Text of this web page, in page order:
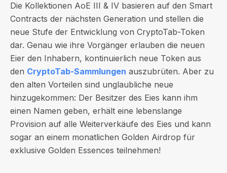
Die Kollektionen AoE III & IV basieren auf den Smart
Contracts der nächsten Generation und stellen die
neue Stufe der Entwicklung von CryptoTab-Token
dar. Genau wie ihre Vorgänger erlauben die neuen
Eier den Inhabern, kontinuierlich neue Token aus
den CryptoTab-Sammlungen auszubrüten. Aber zu
den alten Vorteilen sind unglaubliche neue
hinzugekommen: Der Besitzer des Eies kann ihm
einen Namen geben, erhält eine lebenslange
Provision auf alle Weiterverkäufe des Eies und kann
sogar an einem monatlichen Golden Airdrop für
exklusive Golden Essences teilnehmen!